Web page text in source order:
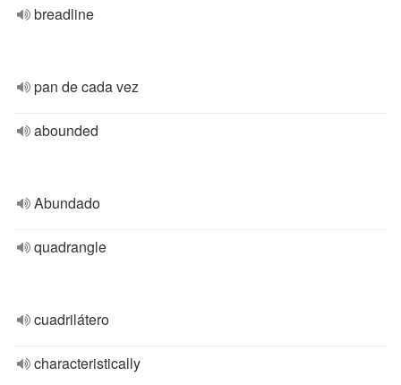
breadline
pan de cada vez
abounded
Abundado
quadrangle
cuadrilátero
characteristically